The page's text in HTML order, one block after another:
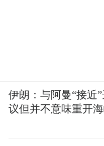
伊朗：与阿曼“接近
议但并不意味重开